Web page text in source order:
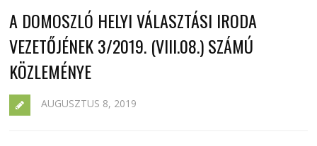
A DOMOSZLÓ HELYI VÁLASZTÁSI IRODA
VEZETŐJÉNEK 3/2019. (VIII.08.) SZÁMÚ
KÖZLEMÉNYE
AUGUSZTUS 8, 2019